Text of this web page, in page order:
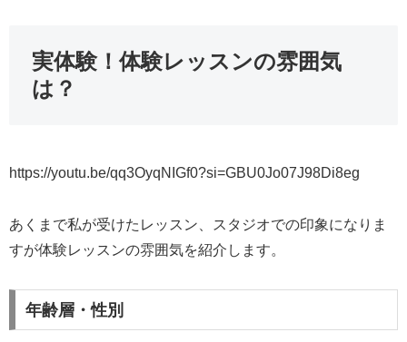
実体験！体験レッスンの雰囲気
は？
https://youtu.be/qq3OyqNIGf0?si=GBU0Jo07J98Di8eg
あくまで私が受けたレッスン、スタジオでの印象になりま
すが体験レッスンの雰囲気を紹介します。
年齢層・性別